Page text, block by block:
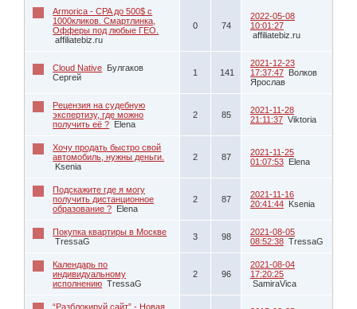
Armorica - CPA до 500$ с
1000кликов. Смартлинка,
Офферы под любые ГЕО.
affiliatebiz.ru
0 74
2022-05-08
10:01:27
affiliatebiz.ru
Cloud Native Булгаков
Сергей
1 141
2021-12-23
17:37:47 Волков
Ярослав
Рецензия на судебную
экспертизу, где можно
получить её ? Elena
2 85
2021-11-28
21:11:37 Viktoria
Хочу продать быстро свой
автомобиль, нужны деньги.
Ksenia
2 87
2021-11-25
01:07:53 Elena
Подскажите где я могу
получить дистанционное
образование ? Elena
2 87
2021-11-16
20:41:44 Ksenia
Покупка квартиры в Москве
TressaG
3 98
2021-08-05
08:52:38 TressaG
Календарь по
индивидуальному
исполнению TressaG
2 96
2021-08-04
17:20:25
SamiraVica
“Разблокируй сайт” - Новая